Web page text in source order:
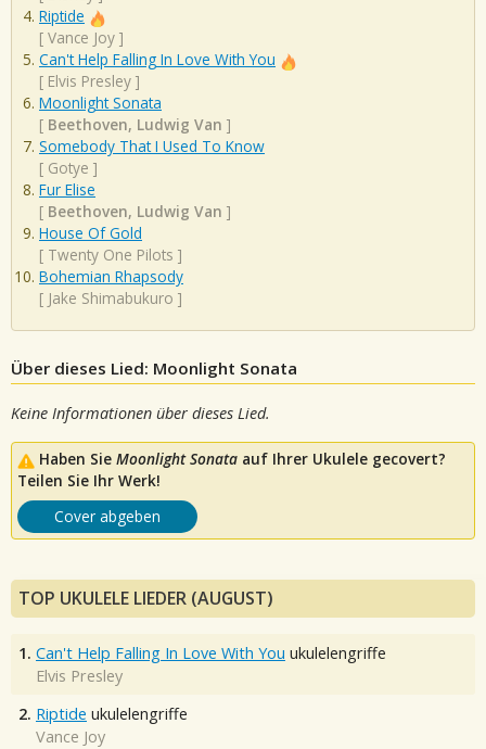
Riptide
[ Vance Joy ]
Can't Help Falling In Love With You
[ Elvis Presley ]
Moonlight Sonata
[ Beethoven, Ludwig Van ]
Somebody That I Used To Know
[ Gotye ]
Fur Elise
[ Beethoven, Ludwig Van ]
House Of Gold
[ Twenty One Pilots ]
Bohemian Rhapsody
[ Jake Shimabukuro ]
Über dieses Lied: Moonlight Sonata
Keine Informationen über dieses Lied.
Haben Sie Moonlight Sonata auf Ihrer Ukulele gecovert?
Teilen Sie Ihr Werk!
Cover abgeben
TOP UKULELE LIEDER (AUGUST)
1. Can't Help Falling In Love With You ukulelengriffe
Elvis Presley
2. Riptide ukulelengriffe
Vance Joy